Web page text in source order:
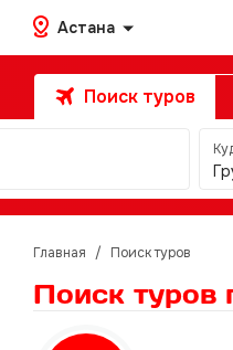
Астана
Поиск туров
Главная / Поиск туров
Поиск туров